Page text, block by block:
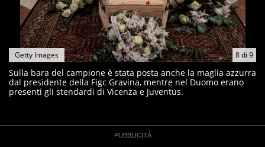
8di 9
Getty Images
Sulla bara del campione è stata posta anche la maglia azzurra
dal presidente della Figc Gravina, mentre nel Duomo erano
presenti gli stendardi di Vicenza e Juventus.